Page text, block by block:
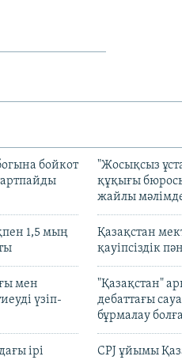
бойкот
"Жосықсыз
құқығы
жайлы
1,5 мың
Қазақстан
қауіпсіздік
мен
үзіп-
"Қазақстан"
дебаттағы
бұрмалау
ірі
CPJ ұйымы